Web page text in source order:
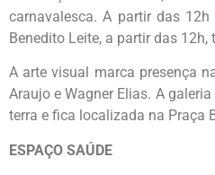
carnavalesca. A partir das
Benedito Leite, a partir das
A arte visual marca presença
Araujo e Wagner Elias. A
terra e fica localizada na Praça
ESPAÇO SAÚDE